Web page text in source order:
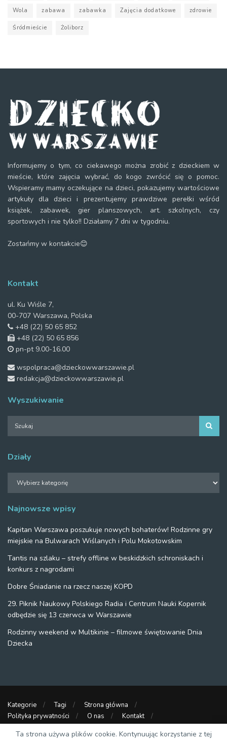
Wola zabawa zabawka Zajęcia dodatkowe zdrowie
Śródmieście Żoliborz
Informujemy o tym, co ciekawego można zrobić z dzieckiem w
mieście, które zajęcia wybrać, do kogo zwrócić się o pomoc.
Wspieramy mamy oczekujące na dzieci, pokazujemy wartościowe
artykuły dla dzieci i prezentujemy prawdziwe perełki wśród
książek, zabawek, gier planszowych, art. szkolnych, czy
sportowych i nie tylko!! Działamy 7 dni w tygodniu.
Zostańmy w kontakcie😊
Kontakt
ul. Ku Wiśle 7,
00-707 Warszawa, Polska
+48 (22) 50 65 852
+48 (22) 50 65 856
pn-pt 9.00-16.00
wspolpraca@dzieckowwarszawie.pl
redakcja@dzieckowwarszawie.pl
Wyszukiwanie
Działy
Najnowsze wpisy
Kapitan Warszawa poszukuje nowych bohaterów! Rodzinne gry
miejskie na Bulwarach Wiślanych i Polu Mokotowskim
Tantis na szlaku – strefy offline w beskidzkich schroniskach i
konkurs z nagrodami
Dobre Śniadanie na rzecz naszej KOPD
29. Piknik Naukowy Polskiego Radia i Centrum Nauki Kopernik
odbędzie się 13 czerwca w Warszawie
Rodzinny weekend w Multikinie – filmowe świętowanie Dnia
Dziecka
Kategorie Tagi
Strona główna
Polityka prywatności
O nas
Kontakt
Ta strona używa plików cookie. Kontynuując korzystanie z tej